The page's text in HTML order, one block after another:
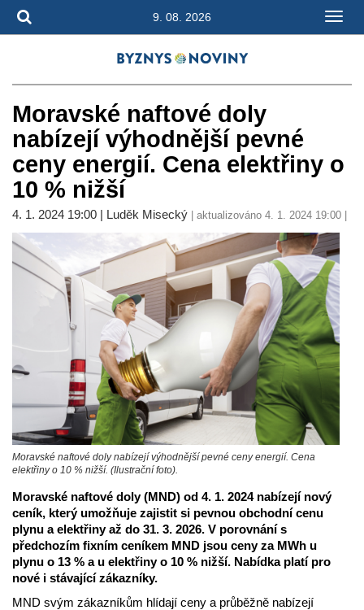
9. 08. 2026
Moravské naftové doly
nabízejí výhodnější pevné
ceny energií. Cena elektřiny o
10 % nižší
4. 1. 2024 19:00 | Luděk Misecký | aktualizováno 4. 1. 2024 19:00 |
Moravské naftové doly nabízejí výhodnější pevné ceny energií. Cena
elektřiny o 10 % nižší. (Ilustrační foto).
Moravské naftové doly (MND) od 4. 1. 2024 nabízejí nový
ceník, který umožňuje zajistit si pevnou obchodní cenu
plynu a elektřiny až do 31. 3. 2026. V porovnání s
předchozím fixním ceníkem MND jsou ceny za MWh u
plynu o 13 % a u elektřiny o 10 % nižší. Nabídka platí pro
nové i stávající zákazníky.
MND svým zákazníkům hlídají ceny a průběžně nabízejí